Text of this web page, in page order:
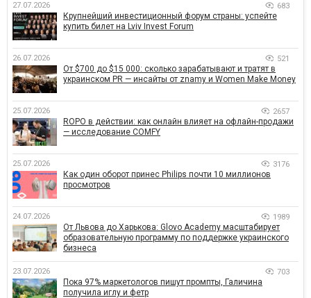
27.07.2026 683
Крупнейший инвестиционный форум страны: успейте
купить билет на Lviv Invest Forum
26.07.2026 521
От $700 до $15 000: сколько зарабатывают и тратят в
украинском PR — инсайты от znamy и Women Make Money
25.07.2026 2657
ROPO в действии: как онлайн влияет на офлайн-продажи
— исследование COMFY
25.07.2026 3176
Как один оборот принес Philips почти 10 миллионов
просмотров
24.07.2026 1989
От Львова до Харькова: Glovo Academy масштабирует
образовательную программу по поддержке украинского
бизнеса
23.07.2026 703
Пока 97% маркетологов пишут промпты, Галичина
получила иглу и фетр